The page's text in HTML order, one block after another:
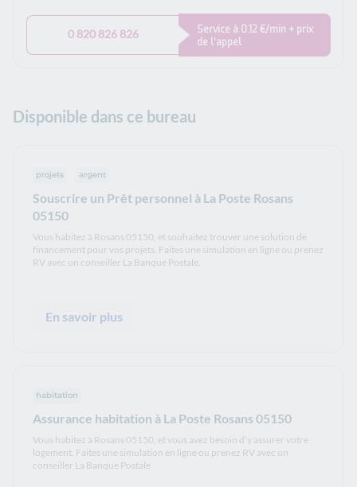
0 820 826 826
Service à 0.12 €/min + prix
de l’appel
Disponible dans ce bureau
Souscrire un Prêt personnel à La Poste Rosans
05150
projets argent
Vous habitez à Rosans 05150, et souhaitez trouver une solution de
financement pour vos projets. Faites une simulation en ligne ou prenez
RV avec un conseiller La Banque Postale.
En savoir plus
Assurance habitation à La Poste Rosans 05150
habitation
Vous habitez à Rosans 05150, et vous avez besoin d'y assurer votre
logement. Faites une simulation en ligne ou prenez RV avec un
conseiller La Banque Postale